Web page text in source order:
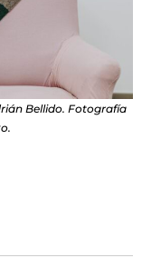
Bellido. Fotografía